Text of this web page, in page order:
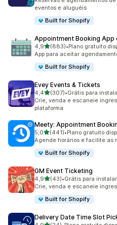
eventos e aluguéis
Built for Shopify
Appointment Booking App
4,9de 5 estrelas
(883)
883 avaliações ao todo
•Plano gratuito
App para aceitar
Built for Shopify
Evey Events & Tickets
4,4de 5 estrelas
(307)
307 avaliações ao todo
•Grátis para
Crie, venda e escaneie
plataforma
Meety: Appointment
5,0de 5 estrelas
(441)
441 avaliações ao todo
•Plano gratuito
Agende horários e facilite as
Built for Shopify
GM Event Ticketing
4,9de 5 estrelas
(43)
43 avaliações ao todo
•Grátis para instalar
Crie, venda e escaneie
Built for Shopify
Delivery Date Time Slot